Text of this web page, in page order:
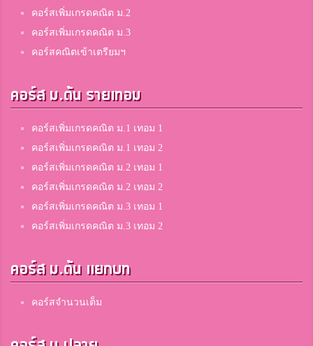
คอร์สเพิ่มเกรดคณิต ม.2
คอร์สเพิ่มเกรดคณิต ม.3
คอร์สคณิตเข้าเตรียมฯ
คอร์ส ม.ต้น รายเทอม
คอร์สเพิ่มเกรดคณิต ม.1 เทอม 1
คอร์สเพิ่มเกรดคณิต ม.1 เทอม 2
คอร์สเพิ่มเกรดคณิต ม.2 เทอม 1
คอร์สเพิ่มเกรดคณิต ม.2 เทอม 2
คอร์สเพิ่มเกรดคณิต ม.3 เทอม 1
คอร์สเพิ่มเกรดคณิต ม.3 เทอม 2
คอร์ส ม.ต้น แยกบท
คอร์สจำนวนเต็ม